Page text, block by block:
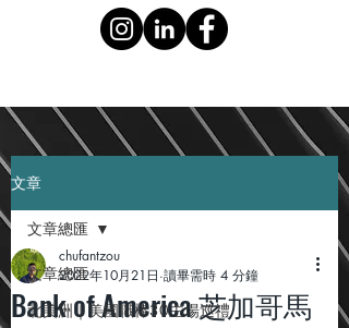
文章
文章總匯
北美洲｜美國職棒30主場巡禮
文章總匯
Bank of America 芝加哥馬
chufantzou
2022年10月21日 讀畢需時 4 分鐘